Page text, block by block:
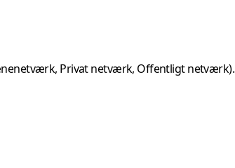
Privat netværk, Offentligt netværk).